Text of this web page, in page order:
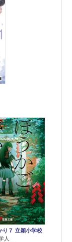
り７ 立穎小学校
人